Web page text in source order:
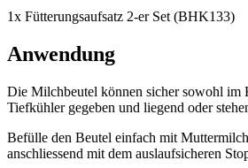
1x Fütterungsaufsatz 2-er Set (BHK133)
Anwendung
Die Milchbeutel können sicher sowohl im
Tiefkühler gegeben und liegend oder
Befülle den Beutel einfach mit
anschliessend mit dem auslaufsicheren